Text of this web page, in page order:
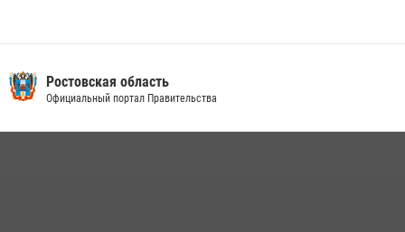
продажи
13 июля 2026, 10:22
В Ростовской области сотрудники Росгвардии познакомили
Ростовская область
Официальный портал Правительства